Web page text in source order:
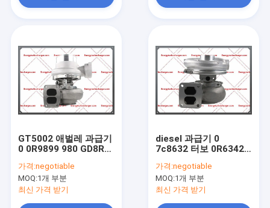
GT5002 애벌레 과급기
0 0R9899 980 GD8R
가격:negotiable
MOQ:1개 부분
최신 가격 받기
diesel 과급기 0
7c8632 터보 0R6342
이동하는 S3AS002 지
구
가격:negotiable
MOQ:1개 부분
최신 가격 받기